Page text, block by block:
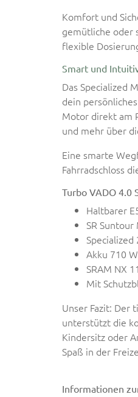
Komfort und
gemütliche oder
flexible
Smart und
Das Specialized
dein
Motor direkt am
und mehr über
Eine smarte
Fahrradschloss
Turbo VADO 4.0
Haltbarer
SR
Akku 710
SRAM NX
Mit
Unser Fazit: Der
unterstützt die
Kindersitz oder
Spaß in der
Informationen